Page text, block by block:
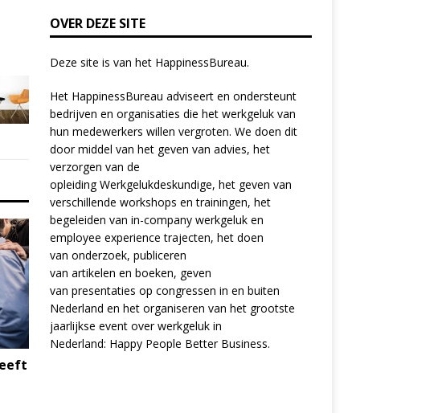
OVER DEZE SITE
Deze site is van het HappinessBureau.
Het HappinessBureau adviseert en ondersteunt
bedrijven en organisaties die het werkgeluk van
hun medewerkers willen vergroten. We doen dit
door middel van het geven van advies, het
verzorgen van de
opleidingWerkgelukdeskundige, het geven van
verschillende workshops en trainingen, het
begeleiden van in-company werkgeluk en
employee experiencetrajecten, het doen
van onderzoek, publiceren
van artikelen en boeken, geven
van presentaties op congressen in en buiten
Nederland en het organiseren van het grootste
jaarlijkse event over werkgeluk in
Nederland: Happy People Better Business.